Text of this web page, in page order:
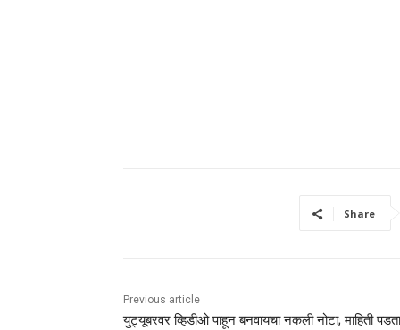
Share
Previous article
युट्यूबरवर व्हिडीओ पाहून बनवायचा नकली नोटा; माहिती